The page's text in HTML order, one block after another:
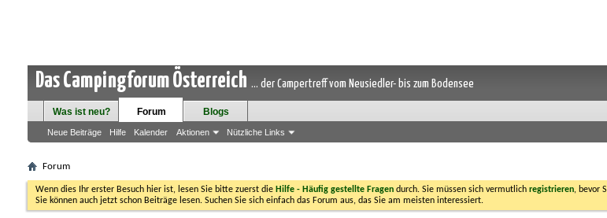
Das Campingforum Österreich ... der Campertreff vom Neusiedler- bis zum Bodensee
Was ist neu? Forum
Neue Beiträge Hilfe Kalender Aktionen Nützliche Links
Blogs
Forum
Wenn dies Ihr erster Besuch hier ist, lesen Sie bitte zuerst die Hilfe - Häufig gestellte Fragen durch. Sie müssen sich vermutlich registrieren, bevor
Sie können auch jetzt schon Beiträge lesen. Suchen Sie sich einfach das Forum aus, das Sie am meisten interessiert.